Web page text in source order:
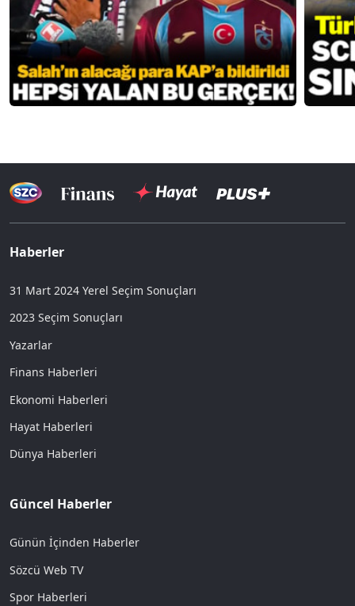
Haberler
31 Mart 2024 Yerel Seçim Sonuçları
2023 Seçim Sonuçları
Yazarlar
Finans Haberleri
Ekonomi Haberleri
Hayat Haberleri
Dünya Haberleri
Güncel Haberler
Günün İçinden Haberler
Sözcü Web TV
Spor Haberleri